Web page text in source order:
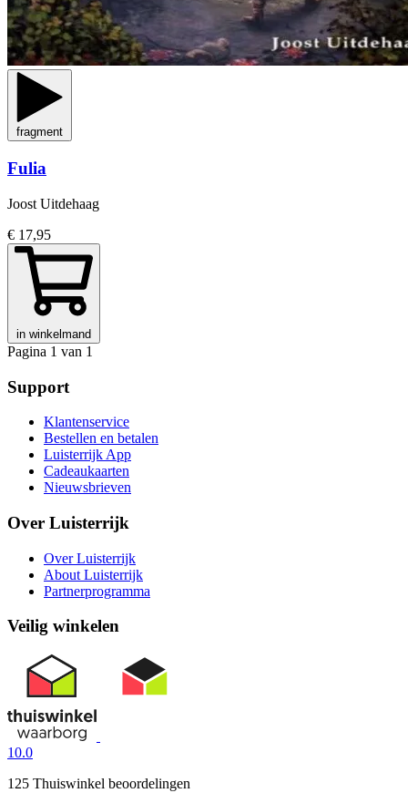
fragment
Fulia
Joost Uitdehaag
€ 17,95
in winkelmand
Pagina 1 van 1
Support
Klantenservice
Bestellen en betalen
Luisterrijk App
Cadeaukaarten
Nieuwsbrieven
Over Luisterrijk
Over Luisterrijk
About Luisterrijk
Partnerprogramma
Veilig winkelen
10.0
125 Thuiswinkel beoordelingen